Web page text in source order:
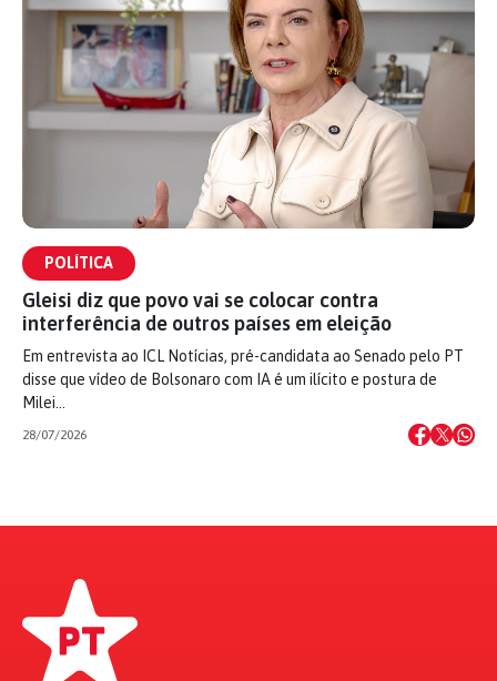
POLÍTICA
Gleisi diz que povo vai se colocar contra
interferência de outros países em eleição
Em entrevista ao ICL Notícias, pré-candidata ao Senado pelo PT
disse que vídeo de Bolsonaro com IA é um ilícito e postura de
Milei…
28/07/2026